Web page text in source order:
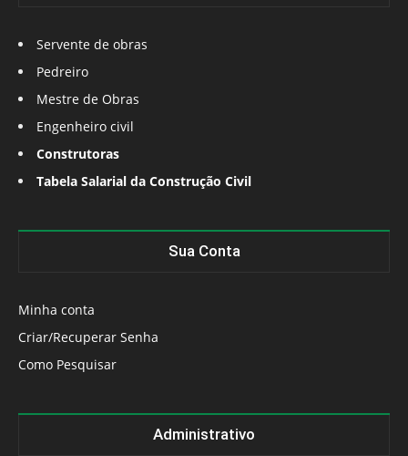
Servente de obras
Pedreiro
Mestre de Obras
Engenheiro civil
Construtoras
Tabela Salarial da Construção Civil
Sua Conta
Minha conta
Criar/Recuperar Senha
Como Pesquisar
Administrativo